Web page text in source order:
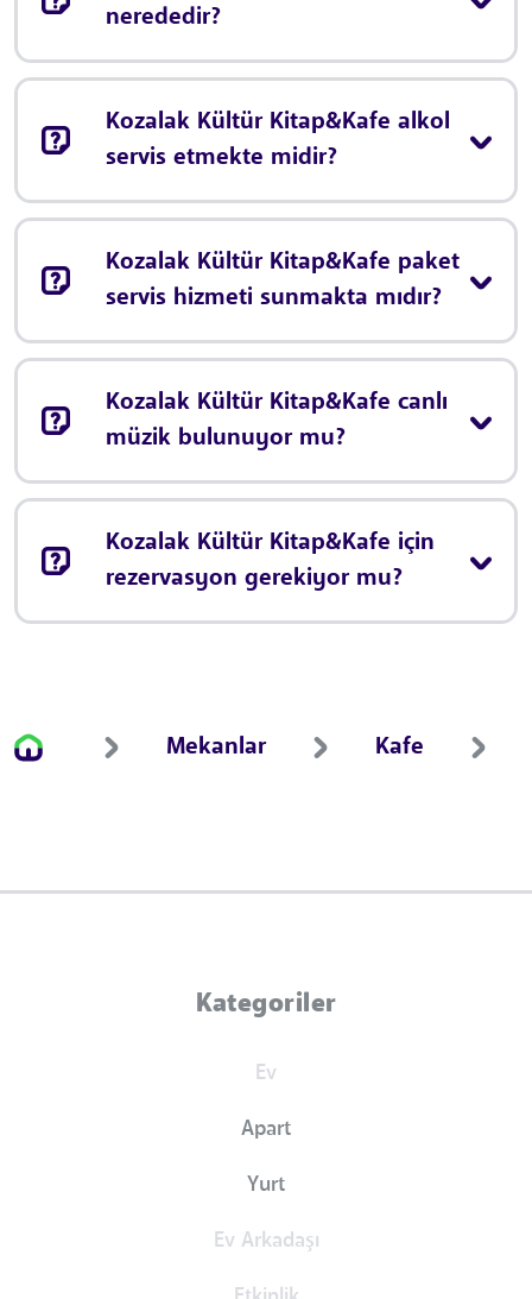
nerededir?
Kozalak Kültür Kitap&Kafe alkol
servis etmekte midir?
Kozalak Kültür Kitap&Kafe paket
servis hizmeti sunmakta mıdır?
Kozalak Kültür Kitap&Kafe canlı
müzik bulunuyor mu?
Kozalak Kültür Kitap&Kafe için
rezervasyon gerekiyor mu?
Mekanlar Kafe
Kategoriler
Ev
Apart
Yurt
Ev Arkadaşı